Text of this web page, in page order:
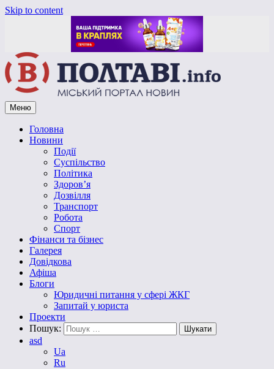
Skip to content
Vpoltave.info
Полтавський портал новин
Меню
Головна
Новини
Події
Суспільство
Політика
Здоров’я
Дозвілля
Транспорт
Робота
Спорт
Фінанси та бізнес
Галерея
Довідкова
Афіша
Блоги
Юридичні питання у сфері ЖКГ
Запитай у юриста
Проекти
Пошук:
asd
Ua
Ru